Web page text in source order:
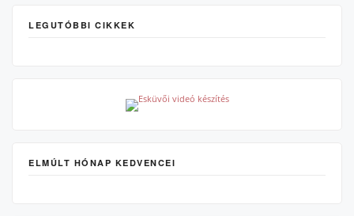
LEGUTÓBBI CIKKEK
ELMÚLT HÓNAP KEDVENCEI